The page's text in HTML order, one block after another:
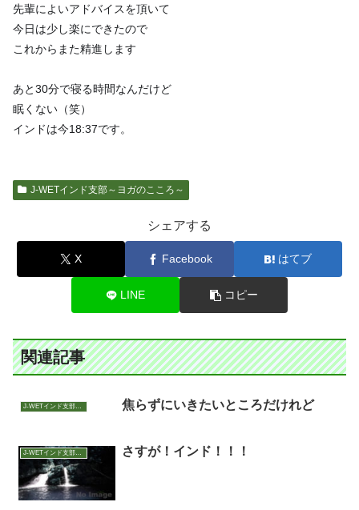
先輩によいアドバイスを頂いて
今日は少し楽にできたので
これからまた精進します
あと30分で寝る時間なんだけど
眠くない（笑）
インドは今18:37です。
J-WETインド支部～ヨガのこころ～
シェアする
X Facebook はてブ
LINE コピー
関連記事
J-WETインド支部～ヨガのこころ～ 焦らずにいきたいところだけれど
J-WETインド支部～ヨガのこころ～ さすが！インド！！！